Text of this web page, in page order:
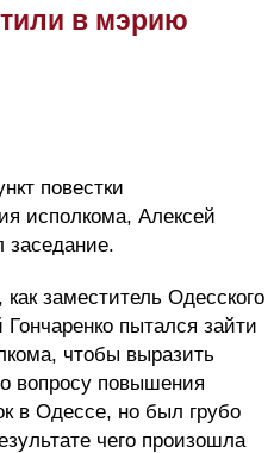
в мэрию
повестки
исполкома, Алексей
заседание.
заместитель Одесского
Гончаренко пытался зайти
чтобы выразить
вопросу повышения
в Одессе, но был грубо
чего произошла